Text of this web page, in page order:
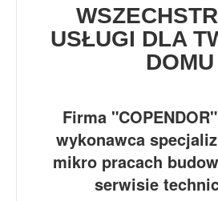
USŁUGI DLA
DOMU
Firma
wykonawca
mikro pracach
serwisie